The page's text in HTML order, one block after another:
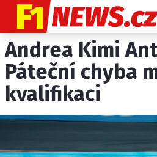
NOVINKY
GRAND
PROFILY
Andrea Kimi
Páteční chyba
kvalifikaci